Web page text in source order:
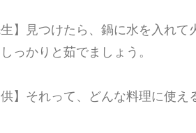
生】見つけたら、鍋に水を入れ
っかりと茹でましょう。
供】それって、どんな料理に使え